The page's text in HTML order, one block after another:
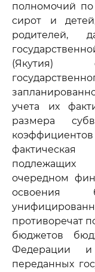
полномочий по
сирот и
родителей,
(Якутия)
учета их
размера
коэффициентов
фактическая
очередном
освоения
противоречат
бюджетов
Федерации и
переданных